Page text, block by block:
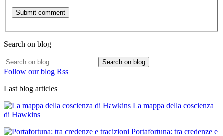
Search on blog
Search on blog
Follow our blog Rss
Last blog articles
La mappa della coscienza
di Hawkins
Portafortuna: tra credenze e